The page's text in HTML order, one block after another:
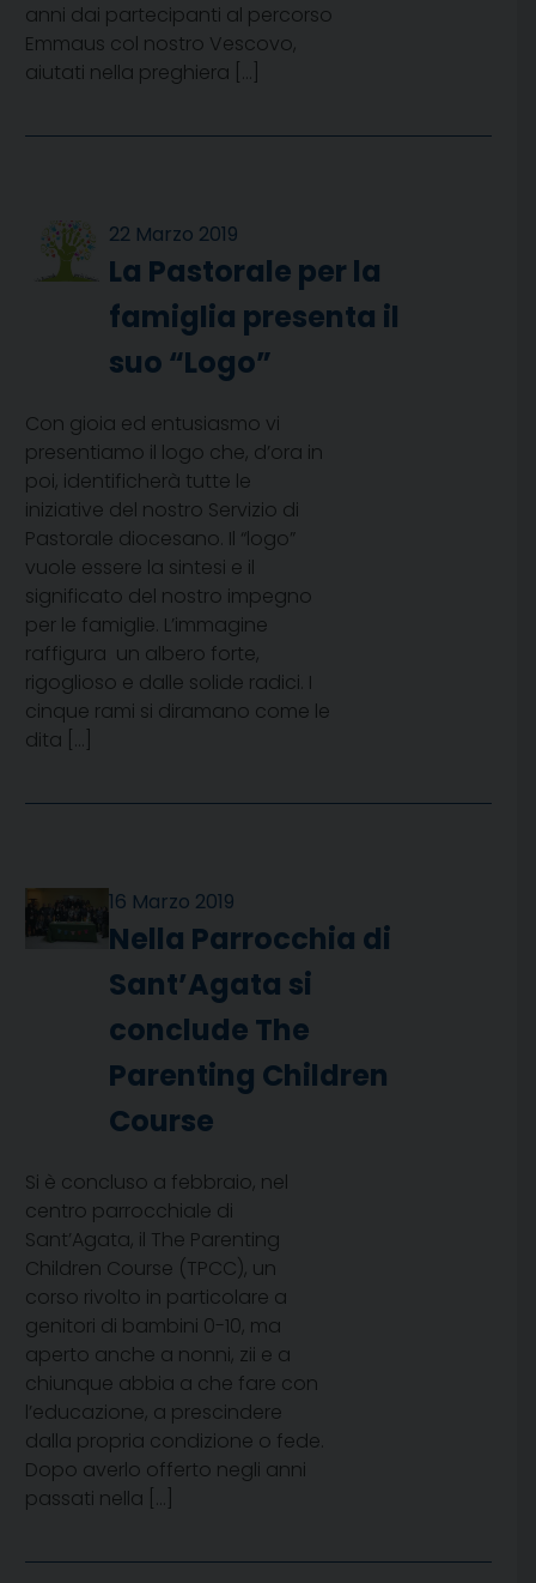
anni dai partecipanti al percorso
Emmaus col nostro Vescovo,
aiutati nella preghiera […]
22 Marzo 2019
La Pastorale per la
famiglia presenta il
suo “Logo”
Con gioia ed entusiasmo vi
presentiamo il logo che, d’ora in
poi, identificherà tutte le
iniziative del nostro Servizio di
Pastorale diocesano. Il “logo”
vuole essere la sintesi e il
significato del nostro impegno
per le famiglie. L’immagine
raffigura un albero forte,
rigoglioso e dalle solide radici. I
cinque rami si diramano come le
dita […]
16 Marzo 2019
Nella Parrocchia di
Sant’Agata si
conclude The
Parenting Children
Course
Si è concluso a febbraio, nel
centro parrocchiale di
Sant’Agata, il The Parenting
Children Course (TPCC), un
corso rivolto in particolare a
genitori di bambini 0-10, ma
aperto anche a nonni, zii e a
chiunque abbia a che fare con
l’educazione, a prescindere
dalla propria condizione o fede.
Dopo averlo offerto negli anni
passati nella […]